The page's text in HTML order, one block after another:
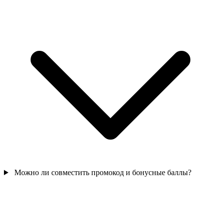
Можно ли совместить промокод и бонусные баллы?